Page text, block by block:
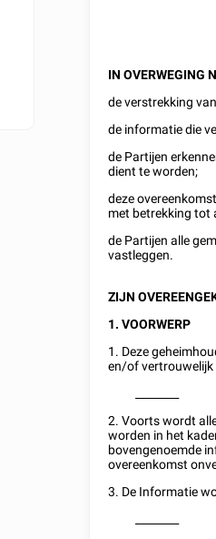
IN OVERWEGING
de verstrekking
de informatie die
de Partijen
dient te worden;
deze
met betrekking tot
de Partijen alle
vastleggen.
ZIJN
1. VOORWERP
1. Deze
en/of
2. Voorts wordt
worden in het
bovengenoemde
overeenkomst
3. De Informatie